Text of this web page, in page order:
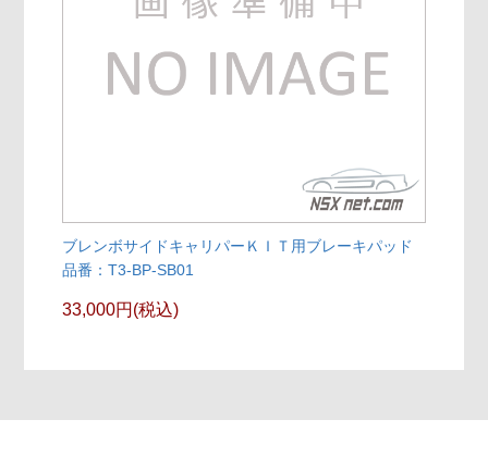
ブレンボサイドキャリパーＫＩＴ用ブレーキパッド
品番：T3-BP-SB01
33,000円(税込)